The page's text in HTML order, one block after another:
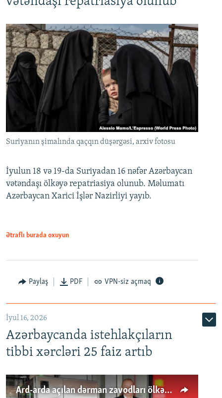
Suriyanın şimalında qaçqın düşərgəsi, arxiv fotosu
İyulun 18 və 19-da Suriyadan 16 nəfər Azərbaycan
vətəndaşı ölkəyə repatriasiya olunub. Məlumatı
Azərbaycan Xarici İşlər Nazirliyi yayıb.
Ətraflı burada oxuyun
Paylaş PDF VPN-siz açmaq
İyul 16, 2026
Azərbaycanda istehlakçıların
tibbi xərcləri 25 faiz artıb
Ard-arda açılan dərman zavodları ölkənin tələbatını ödəyirmi?